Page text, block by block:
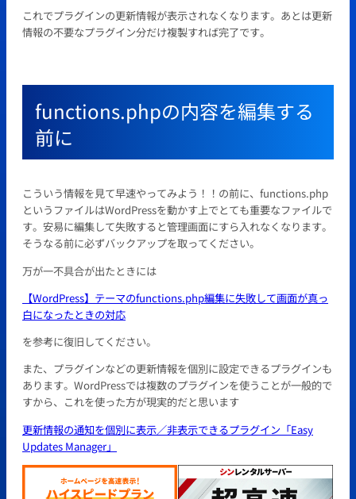
これでプラグインの更新情報が表示されなくなります。あとは更新
情報の不要なプラグイン分だけ複製すれば完了です。
functions.phpの内容を編集する
前に
こういう情報を見て早速やってみよう！！の前に、functions.php
というファイルはWordPressを動かす上でとても重要なファイルで
す。安易に編集して失敗すると管理画面にすら入れなくなります。
そうなる前に必ずバックアップを取ってください。
万が一不具合が出たときには
【WordPress】テーマのfunctions.php編集に失敗して画面が真っ
白になったときの対応
を参考に復旧してください。
また、プラグインなどの更新情報を個別に設定できるプラグインも
あります。WordPressでは複数のプラグインを使うことが一般的で
すから、これを使った方が現実的だと思います
更新情報の通知を個別に表示／非表示できるプラグイン「Easy
Updates Manager」